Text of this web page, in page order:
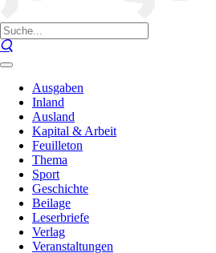
Ausgaben
Inland
Ausland
Kapital & Arbeit
Feuilleton
Thema
Sport
Geschichte
Beilage
Leserbriefe
Verlag
Veranstaltungen